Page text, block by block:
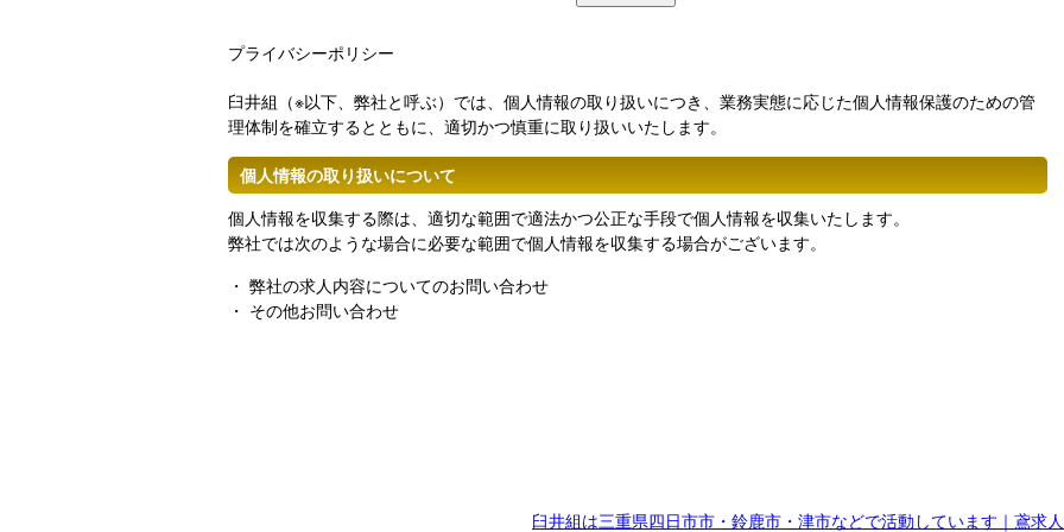
プライバシーポリシー
臼井組（※以下、弊社と呼ぶ）では、個人情報の取り扱いにつき、業務実態に応じた個人情報保護のための管
理体制を確立するとともに、適切かつ慎重に取り扱いいたします。
個人情報の取り扱いについて
個人情報を収集する際は、適切な範囲で適法かつ公正な手段で個人情報を収集いたします。
弊社では次のような場合に必要な範囲で個人情報を収集する場合がございます。
・ 弊社の求人内容についてのお問い合わせ
・ その他お問い合わせ
臼井組は三重県四日市市・鈴鹿市・津市などで活動しています｜鳶求人